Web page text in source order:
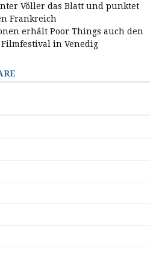
Völler das Blatt und punktet
Frankreich
erhält Poor Things auch den
in Venedig